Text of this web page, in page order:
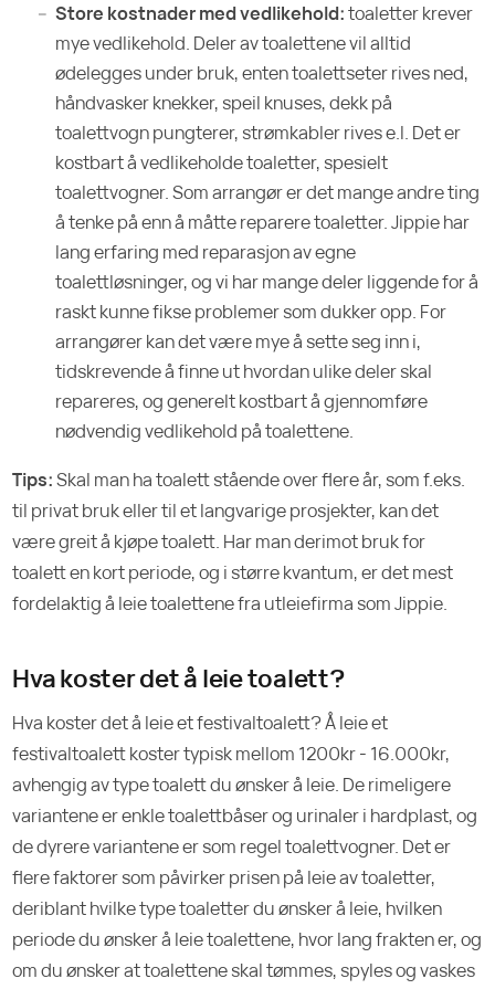
Store kostnader med vedlikehold:toaletter krever
mye vedlikehold. Deler av toalettene vil alltid
ødelegges under bruk, enten toalettseter rives ned,
håndvasker knekker, speil knuses, dekk på
toalettvogn pungterer, strømkabler rives e.l. Det er
kostbart å vedlikeholde toaletter, spesielt
toalettvogner. Som arrangør er det mange andre ting
å tenke på enn å måtte reparere toaletter. Jippie har
lang erfaring med reparasjon av egne
toalettløsninger, og vi har mange deler liggende for å
raskt kunne fikse problemer som dukker opp. For
arrangører kan det være mye å sette seg inn i,
tidskrevende å finne ut hvordan ulike deler skal
repareres, og generelt kostbart å gjennomføre
nødvendig vedlikehold på toalettene.
Tips:Skal man ha toalett stående over flere år, som f.eks.
til privat bruk eller til et langvarige prosjekter, kan det
være greit å kjøpe toalett. Har man derimot bruk for
toalett en kort periode, og i større kvantum, er det mest
fordelaktig å leie toalettene fra utleiefirma som Jippie.
Hva koster det å leie toalett?
Hva koster det å leie et festivaltoalett? Å leie et
festivaltoalett koster typisk mellom 1200kr - 16.000kr,
avhengig av type toalett du ønsker å leie. De rimeligere
variantene er enkle toalettbåser og urinaler i hardplast, og
de dyrere variantene er som regel toalettvogner. Det er
flere faktorer som påvirker prisen på leie av toaletter,
deriblant hvilke type toaletter du ønsker å leie, hvilken
periode du ønsker å leie toalettene, hvor lang frakten er, og
om du ønsker at toalettene skal tømmes, spyles og vaskes